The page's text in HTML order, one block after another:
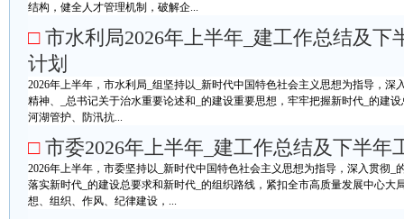
结构，健全人才管理机制，破解企...
□ 市水利局2026年上半年_建工作总结及下
计划
2026年上半年，市水利局_组坚持以_新时代中国特色社会主义思想为指导，深
精神、_总书记关于治水重要论述和_的建设重要思想，牢牢把握新时代_的建
河湖管护、防汛抗...
□ 市委2026年上半年_建工作总结及下半年
2026年上半年，市委坚持以_新时代中国特色社会主义思想为指导，深入贯彻_
落实新时代_的建设总要求和新时代_的组织路线，紧扣全市高质量发展中心大
想、组织、作风、纪律建设，...